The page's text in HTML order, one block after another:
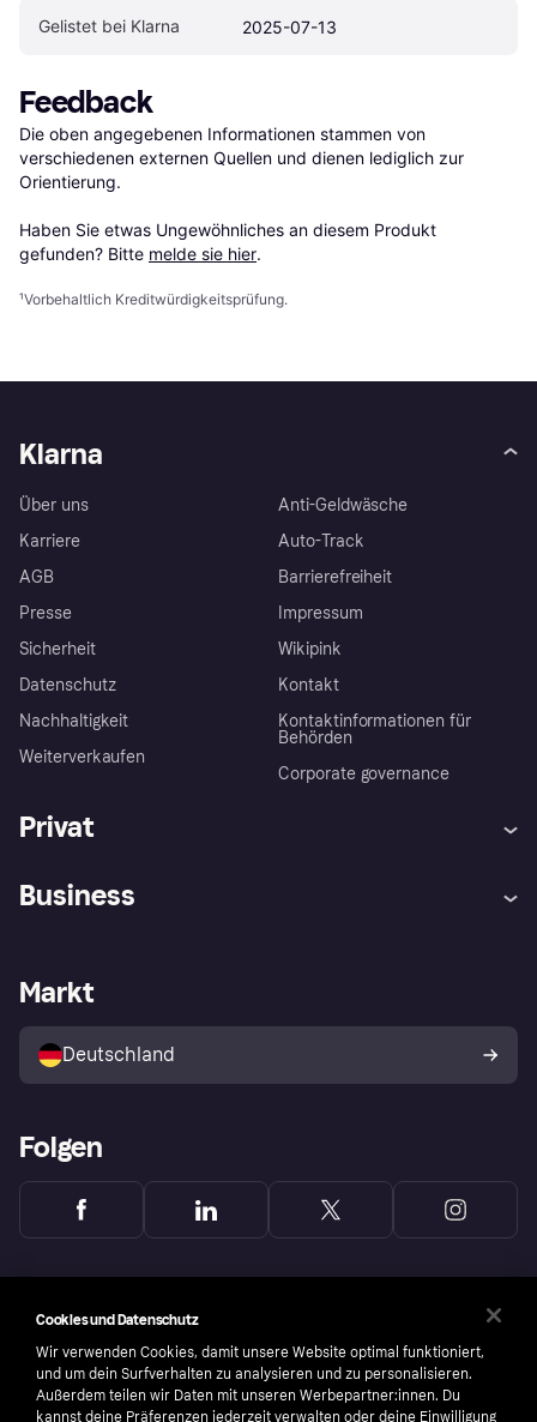
Gelistet bei Klarna 2025-07-13
Feedback
Die oben angegebenen Informationen stammen von
verschiedenen externen Quellen und dienen lediglich zur
Orientierung.
Haben Sie etwas Ungewöhnliches an diesem Produkt
gefunden? Bitte melde sie hier.
¹Vorbehaltlich Kreditwürdigkeitsprüfung.
Klarna
Über uns
Karriere
AGB
Presse
Sicherheit
Datenschutz
Nachhaltigkeit
Weiterverkaufen
Anti-Geldwäsche
Auto-Track
Barrierefreiheit
Impressum
Wikipink
Kontakt
Kontaktinformationen für
Behörden
Corporate governance
Privat
Klarna App
Shops entdecken
Käuferschutzrichtlinie
Dein Widerrufsrecht
Business
Händlerportal
Markt
Deutschland
Folgen
Cookies und Datenschutz
Wir verwenden Cookies, damit unsere Website optimal funktioniert,
und um dein Surfverhalten zu analysieren und zu personalisieren.
Außerdem teilen wir Daten mit unseren Werbepartner:innen. Du
kannst deine Präferenzen jederzeit verwalten oder deine Einwilligung